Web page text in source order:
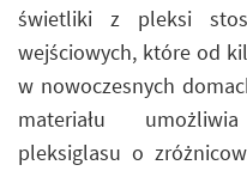
świetliki z pleksi
wejściowych, które od
w nowoczesnych
materiału
pleksiglasu o